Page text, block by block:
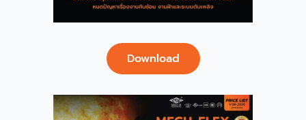
Download